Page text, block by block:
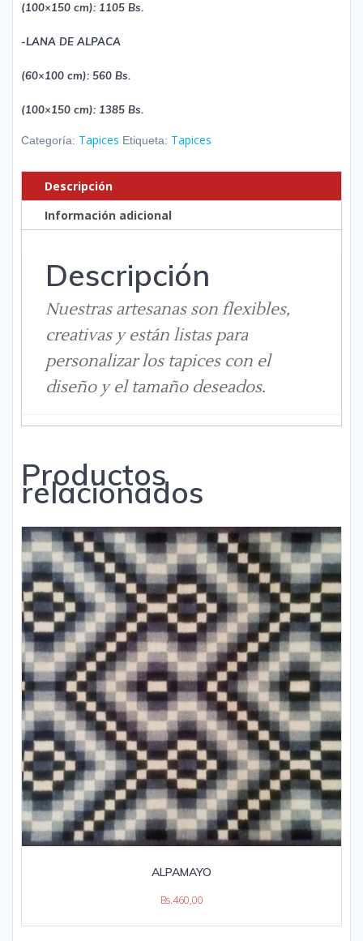
(100×150 cm): 1105 Bs.
-LANA DE ALPACA
(60×100 cm): 560 Bs.
(100×150 cm): 1385 Bs.
Categoría: Tapices Etiqueta: Tapices
Descripción
Información adicional
Descripción
Nuestras artesanas son flexibles,
creativas y están listas para
personalizar los tapices con el
diseño y el tamaño deseados.
Productos
relacionados
ALPAMAYO
Bs.460,00